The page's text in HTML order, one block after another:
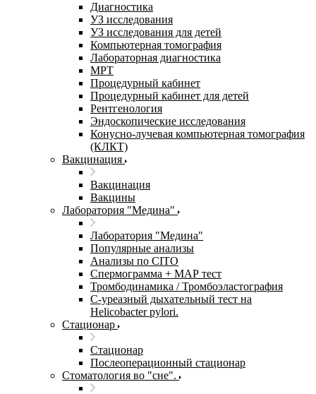
Диагностика
УЗ исследования
УЗ исследования для детей
Компьютерная томография
Лабораторная диагностика
МРТ
Процедурный кабинет
Процедурный кабинет для детей
Рентгенология
Эндоскопические исследования
Конусно-лучевая компьютерная томография
(КЛКТ)
Вакцинация
Вакцинация
Вакцины
Лаборатория "Медина"
Лаборатория "Медина"
Популярные анализы
Анализы по CITO
Спермограмма + МАР тест
Тромбодинамика / Тромбоэластография
С-уреазный дыхательный тест на
Helicobacter pylori.
Стационар
Стационар
Послеоперационный стационар
Стоматология во "сне".